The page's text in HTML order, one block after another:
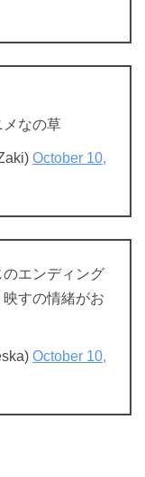
メなの草
October 10,
エンディング
すの情緒がお
October 10,